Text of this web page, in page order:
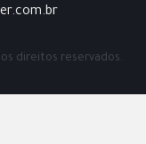
os direitos reservados.